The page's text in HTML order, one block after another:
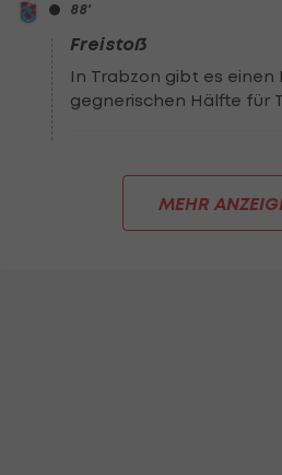
88'
Freistoß
In Trabzon gibt es einen
gegnerischen Hälfte für
MEHR